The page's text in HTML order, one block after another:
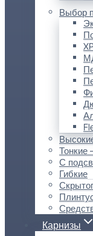
Выбор
Тонкие
С
Гибкие
Карнизы